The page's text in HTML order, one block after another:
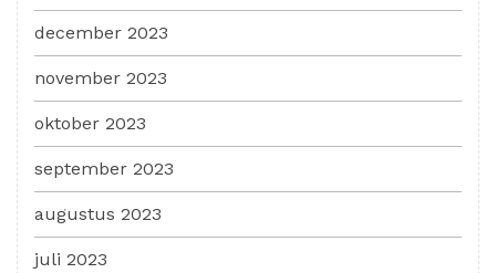
december 2023
november 2023
oktober 2023
september 2023
augustus 2023
juli 2023